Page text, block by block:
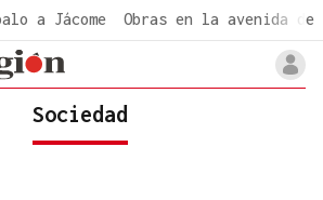
a Jácome Obras en la avenida de
Sociedad